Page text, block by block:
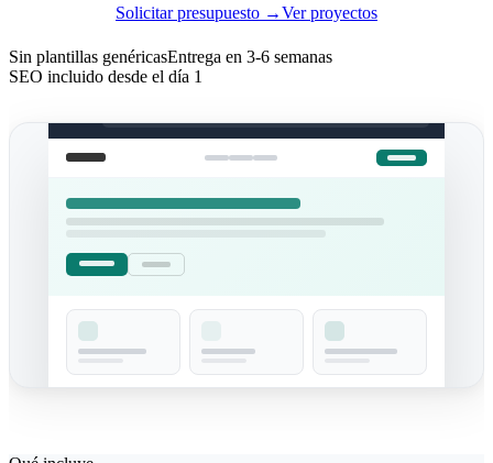
Solicitar presupuesto →Ver proyectos
Sin plantillas genéricasEntrega en 3-6 semanas
SEO incluido desde el día 1